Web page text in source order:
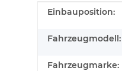
Produkteigenschaft
Wert
Einbauposition:
Fahrzeugmodell:
Fahrzeugmarke: